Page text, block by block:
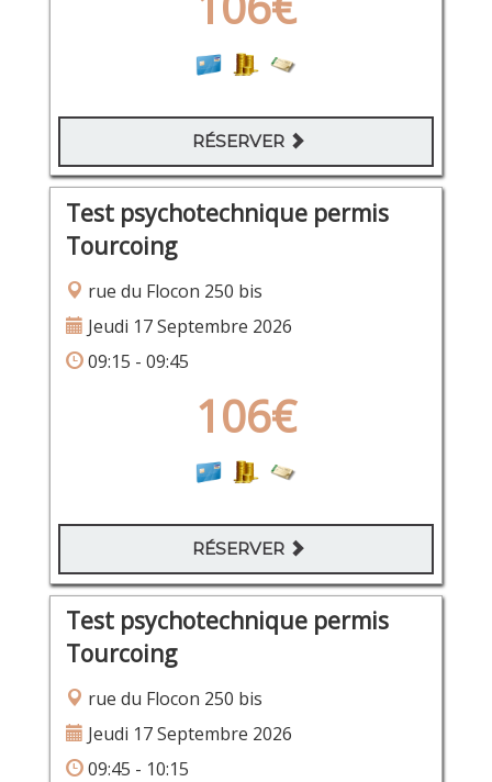
RÉSERVER
Test psychotechnique permis
Tourcoing
rue du Flocon 250 bis
Jeudi 17 Septembre 2026
09:15 - 09:45
106€
RÉSERVER
Test psychotechnique permis
Tourcoing
rue du Flocon 250 bis
Jeudi 17 Septembre 2026
09:45 - 10:15